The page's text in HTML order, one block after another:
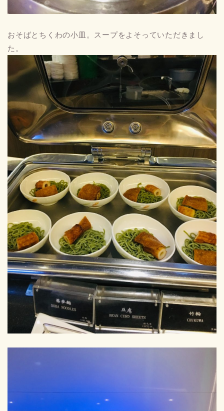
おそばとちくわの小皿。スープをよそっていただきまし
た。